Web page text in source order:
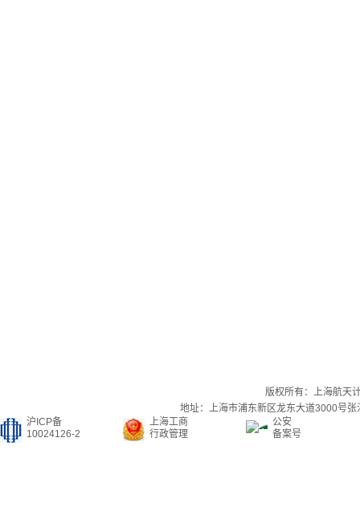
版权所有：上海航天
地址：上海市浦东新区龙东大道3000号
沪ICP备
10024126-2
上海工商
行政管理
公安
备案号